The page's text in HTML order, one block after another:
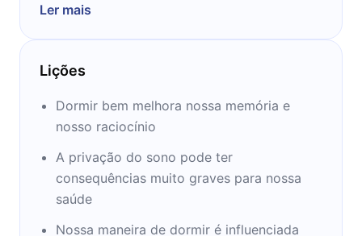
experiências cotidianas, e mantém um blog
no SecretLifeOfSleep.com. Ela mora no norte
do Novo México, onde trabalha como
conselheira.
Ler mais
Lições
Dormir bem melhora nossa memória e
nosso raciocínio
A privação do sono pode ter
consequências muito graves para nossa
saúde
Nossa maneira de dormir é influenciada